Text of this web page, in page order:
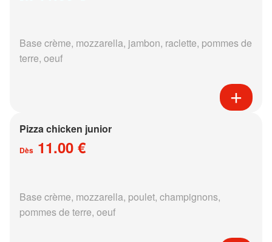
Base crème, mozzarella, jambon, raclette, pommes de
terre, oeuf
Pizza chicken junior
Dès 11.00 €
Base crème, mozzarella, poulet, champignons,
pommes de terre, oeuf